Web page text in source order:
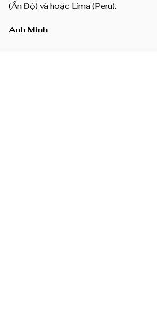
(Ấn Độ) và hoặc Lima (Peru).
Anh Minh